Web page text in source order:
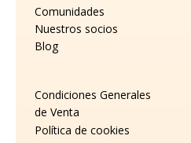
Comunidades
Nuestros socios
Blog
Condiciones Generales
de Venta
Política de cookies